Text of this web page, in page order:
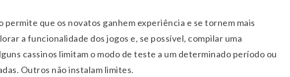
que os novatos ganhem experiência e se tornem mais
a funcionalidade dos jogos e, se possível, compilar uma
cassinos limitam o modo de teste a um determinado período ou
Outros não instalam limites.